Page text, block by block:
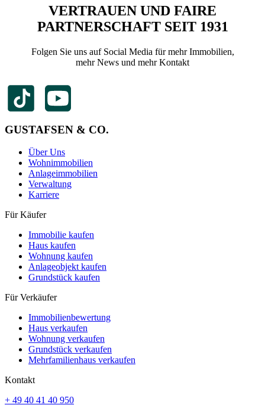
VERTRAUEN UND FAIRE
PARTNERSCHAFT SEIT 1931
Folgen Sie uns auf Social Media für mehr Immobilien,
mehr News und mehr Kontakt
GUSTAFSEN & CO.
Über Uns
Wohnimmobilien
Anlageimmobilien
Verwaltung
Karriere
Für Käufer
Immobilie kaufen
Haus kaufen
Wohnung kaufen
Anlageobjekt kaufen
Grundstück kaufen
Für Verkäufer
Immobilienbewertung
Haus verkaufen
Wohnung verkaufen
Grundstück verkaufen
Mehrfamilienhaus verkaufen
Kontakt
+ 49 40 41 40 950